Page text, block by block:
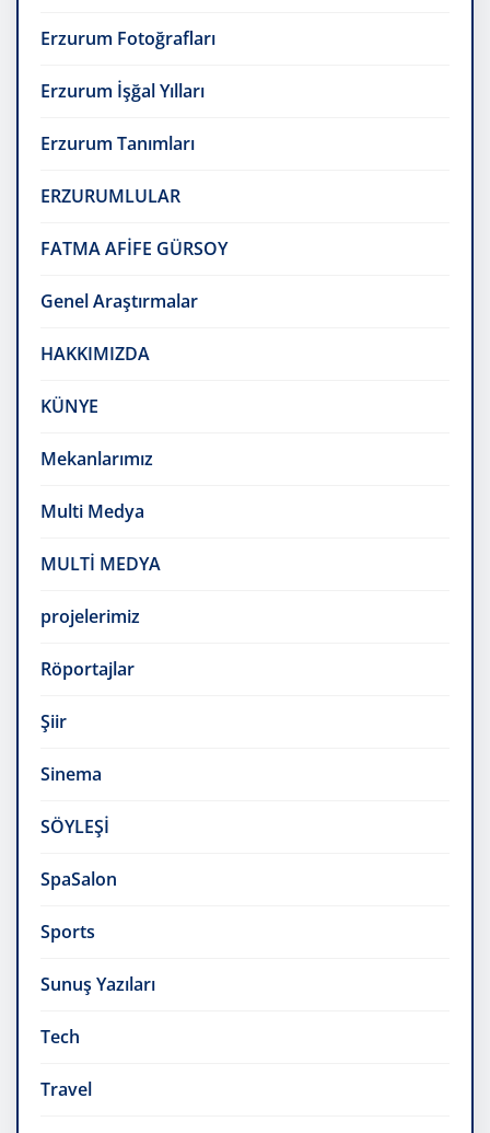
Erzurum Fotoğrafları
Erzurum İşğal Yılları
Erzurum Tanımları
ERZURUMLULAR
FATMA AFİFE GÜRSOY
Genel Araştırmalar
HAKKIMIZDA
KÜNYE
Mekanlarımız
Multi Medya
MULTİ MEDYA
projelerimiz
Röportajlar
Şiir
Sinema
SÖYLEŞİ
SpaSalon
Sports
Sunuş Yazıları
Tech
Travel